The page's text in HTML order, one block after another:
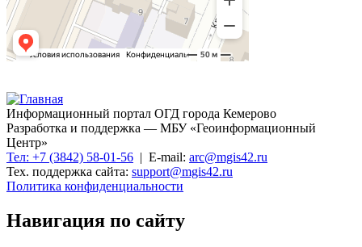
Информационный портал ОГД города Кемерово
Разработка и поддержка — МБУ «Геоинформационный
Центр»
Тел: +7 (3842) 58-01-56 | E-mail: arc@mgis42.ru
Тех. поддержка сайта: support@mgis42.ru
Политика конфиденциальности
Навигация по сайту